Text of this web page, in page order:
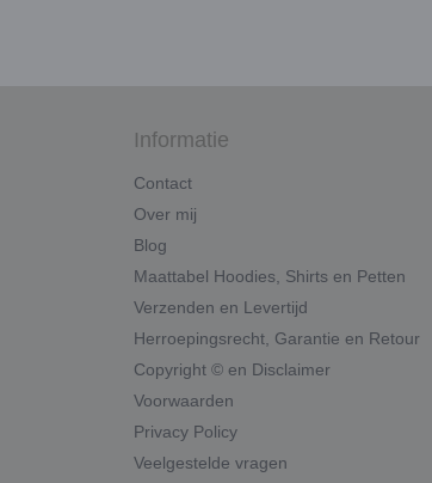
Informatie
Contact
Over mij
Blog
Maattabel Hoodies, Shirts en Petten
Verzenden en Levertijd
Herroepingsrecht, Garantie en Retour
Copyright © en Disclaimer
Voorwaarden
Privacy Policy
Veelgestelde vragen